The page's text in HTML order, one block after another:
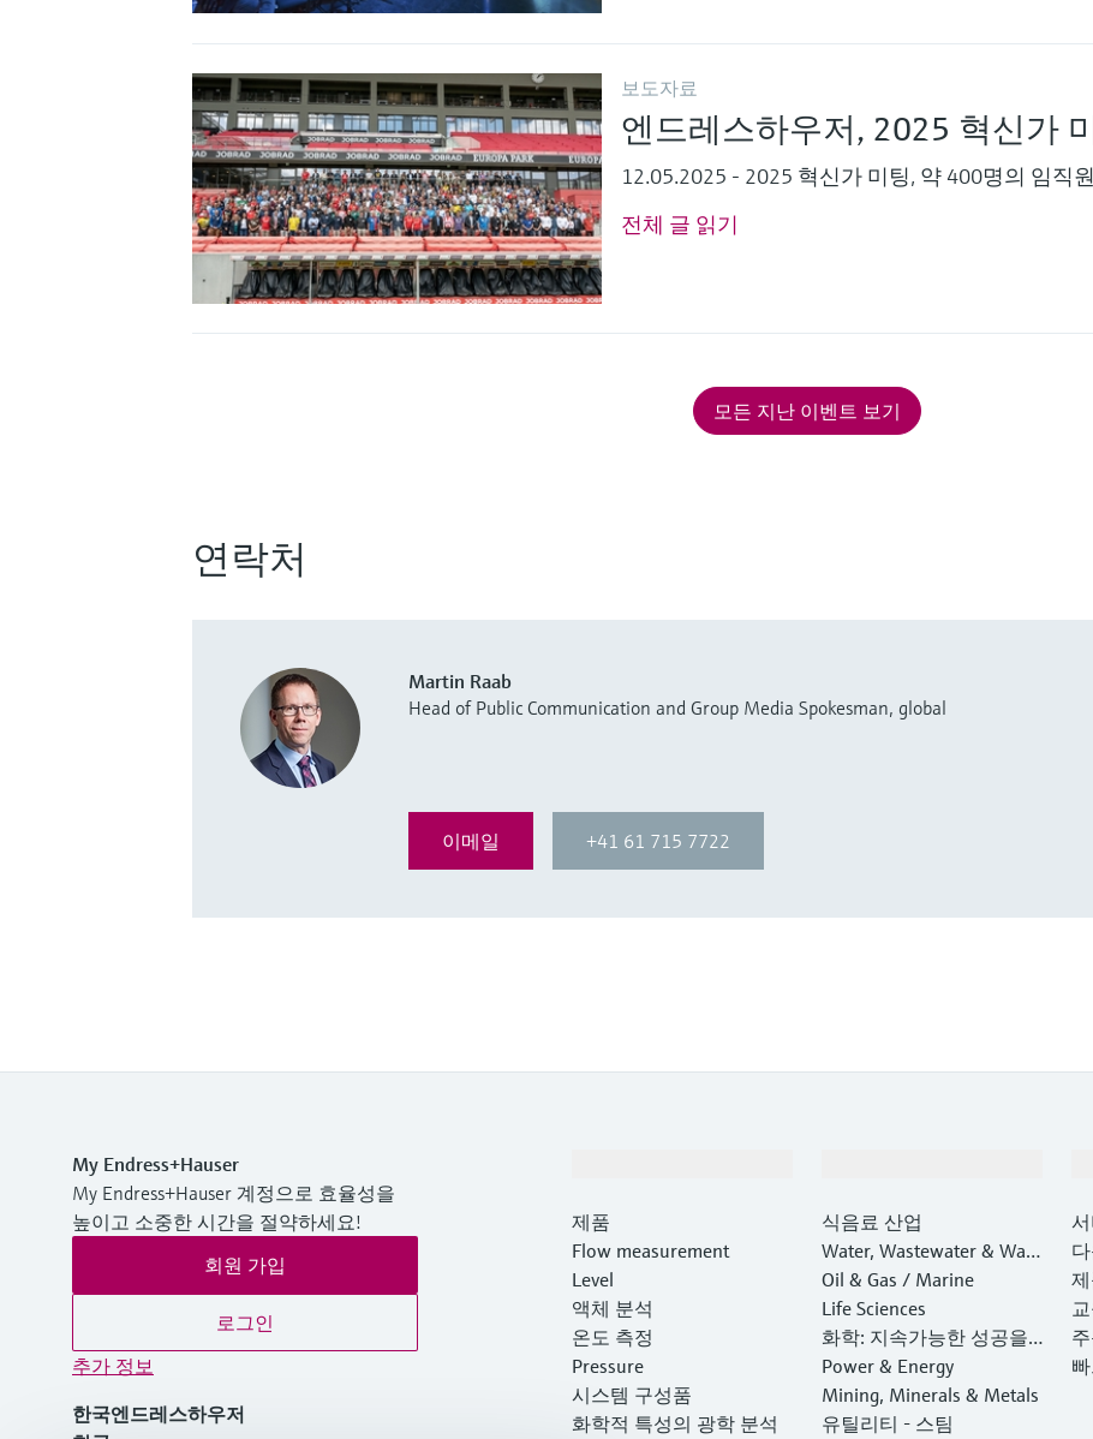
보도자료
엔드레스하우저, 2025 혁신가
12.05.2025 - 2025 혁신가 미팅, 약 400명의 임직
전체 글 읽기
모든 지난 이벤트 보기
연락처
Martin Raab
Head of Public Communication and Group Media Spokesman, global
이메일 +41 61 715 7722
My Endress+Hauser
My Endress+Hauser 계정으로 효율성을
높이고 소중한 시간을 절약하세요!
회원 가입
로그인
추가 정보
한국엔드레스하우저
제품
Flow measurement
Level
액체 분석
온도 측정
Pressure
시스템 구성품
화학적 특성의 광학 분석
식음료 산업
Water, Wastewater & Wast
e
Oil & Gas / Marine
Life Sciences
화학: 지속가능한 성공을
위한 파트너십
Power & Energy
Mining, Minerals & Metals
유틸리티 - 스팀